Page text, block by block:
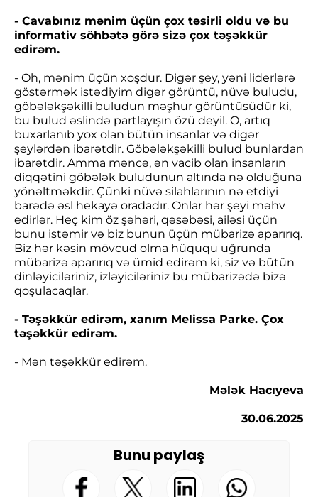
- Cavabınız mənim üçün çox təsirli oldu və bu
informativ söhbətə görə sizə çox təşəkkür
edirəm.
- Oh, mənim üçün xoşdur. Digər şey, yəni liderlərə
göstərmək istədiyim digər görüntü, nüvə buludu,
göbələkşəkilli buludun məşhur görüntüsüdür ki,
bu bulud əslində partlayışın özü deyil. O, artıq
buxarlanıb yox olan bütün insanlar və digər
şeylərdən ibarətdir. Göbələkşəkilli bulud bunlardan
ibarətdir. Amma məncə, ən vacib olan insanların
diqqətini göbələk buludunun altında nə olduğuna
yönəltməkdir. Çünki nüvə silahlarının nə etdiyi
barədə əsl hekayə oradadır. Onlar hər şeyi məhv
edirlər. Heç kim öz şəhəri, qəsəbəsi, ailəsi üçün
bunu istəmir və biz bunun üçün mübarizə aparırıq.
Biz hər kəsin mövcud olma hüququ uğrunda
mübarizə aparırıq və ümid edirəm ki, siz və bütün
dinləyiciləriniz, izləyiciləriniz bu mübarizədə bizə
qoşulacaqlar.
- Təşəkkür edirəm, xanım Melissa Parke. Çox
təşəkkür edirəm.
- Mən təşəkkür edirəm.
Mələk Hacıyeva
30.06.2025
Bunu paylaş